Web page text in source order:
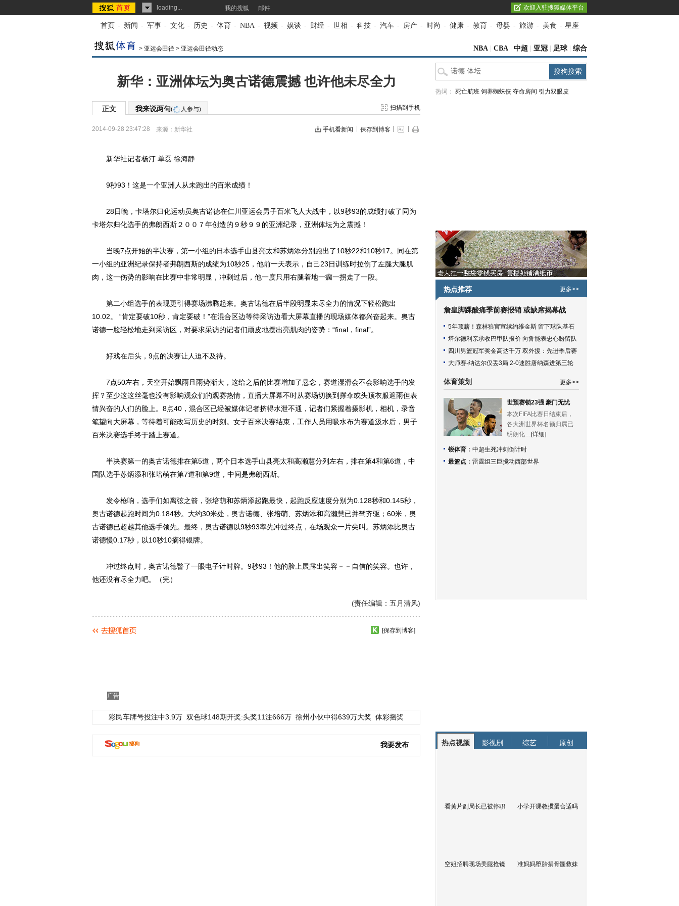
loading... 我的搜狐 邮件 欢迎入驻搜狐媒体平台
首页 - 新闻 - 军事 - 文化 - 历史 - 体育 - NBA - 视频 - 娱谈 - 财经 - 世相 - 科技 - 汽车 - 房产 - 时尚 - 健康 - 教育 - 母婴 - 旅游 - 美食 - 星座
> 亚运会田径 > 亚运会田径动态 NBA CBA 中超 亚冠 足球 综合
新华：亚洲体坛为奥古诺德震撼 也许他未尽全力
正文 我来说两句( 人参与) 扫描到手机
2014-09-28 23:47:28 来源： 新华社 手机看新闻 保存到博客
新华社记者杨汀 单磊 徐海静
9秒93！这是一个亚洲人从未跑出的百米成绩！
28日晚，卡塔尔归化运动员奥古诺德在仁川亚运会男子百米飞人大战中，以9秒93的成绩打破了同为
卡塔尔归化选手的弗朗西斯２００７年创造的９秒９９的亚洲纪录，亚洲体坛为之震撼！
当晚7点开始的半决赛，第一小组的日本选手山县亮太和苏炳添分别跑出了10秒22和10秒17。同在第
一小组的亚洲纪录保持者弗朗西斯的成绩为10秒25，他前一天表示，自己23日训练时拉伤了左腿大腿肌
肉，这一伤势的影响在比赛中非常明显，冲刺过后，他一度只用右腿着地一瘸一拐走了一段。
第二小组选手的表现更引得赛场沸腾起来。奥古诺德在后半段明显未尽全力的情况下轻松跑出
10.02。 “肯定要破10秒，肯定要破！”在混合区边等待采访边看大屏幕直播的现场媒体都兴奋起来。奥古
诺德一脸轻松地走到采访区，对要求采访的记者们顽皮地摆出亮肌肉的姿势：“final，final”。
好戏在后头，9点的决赛让人迫不及待。
7点50左右，天空开始飘雨且雨势渐大，这给之后的比赛增加了悬念，赛道湿滑会不会影响选手的发
挥？至少这这丝毫也没有影响观众们的观赛热情，直播大屏幕不时从赛场切换到撑伞或头顶衣服遮雨但表
情兴奋的人们的脸上。8点40，混合区已经被媒体记者挤得水泄不通，记者们紧握着摄影机，相机，录音
笔望向大屏幕，等待着可能改写历史的时刻。女子百米决赛结束，工作人员用吸水布为赛道汲水后，男子
百米决赛选手终于踏上赛道。
半决赛第一的奥古诺德排在第5道，两个日本选手山县亮太和高濑慧分列左右，排在第4和第6道，中
国队选手苏炳添和张培萌在第7道和第9道，中间是弗朗西斯。
发令枪响，选手们如离弦之箭，张培萌和苏炳添起跑最快，起跑反应速度分别为0.128秒和0.145秒，
奥古诺德起跑时间为0.184秒。大约30米处，奥古诺德、张培萌、苏炳添和高濑慧已并驾齐驱；60米，奥
古诺德已超越其他选手领先。最终，奥古诺德以9秒93率先冲过终点，在场观众一片尖叫。苏炳添比奥古
诺德慢0.17秒，以10秒10摘得银牌。
冲过终点时，奥古诺德瞥了一眼电子计时牌。9秒93！他的脸上展露出笑容－－自信的笑容。也许，
他还没有尽全力吧。（完）
(责任编辑：五月清风)
[保存到博客]
广告
彩民车牌号投注中3.9万 双色球148期开奖:头奖11注666万 徐州小伙中得639万大奖 体彩摇奖
我要发布
热词： 死亡航班 饲养蜘蛛侠 夺命房间 引力双眼皮
热点推荐 更多>>
詹皇脚踝酸痛季前赛报销 或缺席揭幕战
5年顶薪！森林狼官宣续约维金斯 留下球队基石
塔尔德利亲承收巴甲队报价 向鲁能表忠心盼留队
四川男篮冠军奖金高达千万 双外援：先进季后赛
大师赛-纳达尔仅丢3局 2-0速胜唐纳森进第三轮
体育策划 更多>>
世预赛锁23强 豪门无忧
本次FIFA比赛日结束后，
各大洲世界杯名额归属已
明朗化… [详细]
锐体育 ： 中超生死冲刺倒计时
最篮点 ： 雷霆组三巨搅动西部世界
热点视频 影视剧 综艺 原创
看黄片副局长已被停职 小学开课教掼蛋合适吗
空姐招聘现场美腿抢镜 准妈妈堕胎捐骨髓救妹